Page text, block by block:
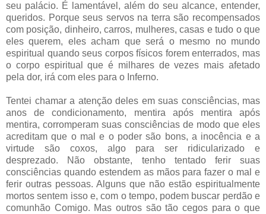
seu palácio. É lamentável, além do seu alcance, entender,
queridos. Porque seus servos na terra são recompensados
com posição, dinheiro, carros, mulheres, casas e tudo o que
eles querem, eles acham que será o mesmo no mundo
espiritual quando seus corpos físicos forem enterrados, mas
o corpo espiritual que é milhares de vezes mais afetado
pela dor, irá com eles para o Inferno.
Tentei chamar a atenção deles em suas consciências, mas
anos de condicionamento, mentira após mentira após
mentira, corromperam suas consciências de modo que eles
acreditam que o mal e o poder são bons, a inocência e a
virtude são coxos, algo para ser ridicularizado e
desprezado. Não obstante, tenho tentado ferir suas
consciências quando estendem as mãos para fazer o mal e
ferir outras pessoas. Alguns que não estão espiritualmente
mortos sentem isso e, com o tempo, podem buscar perdão e
comunhão Comigo. Mas outros são tão cegos para o que